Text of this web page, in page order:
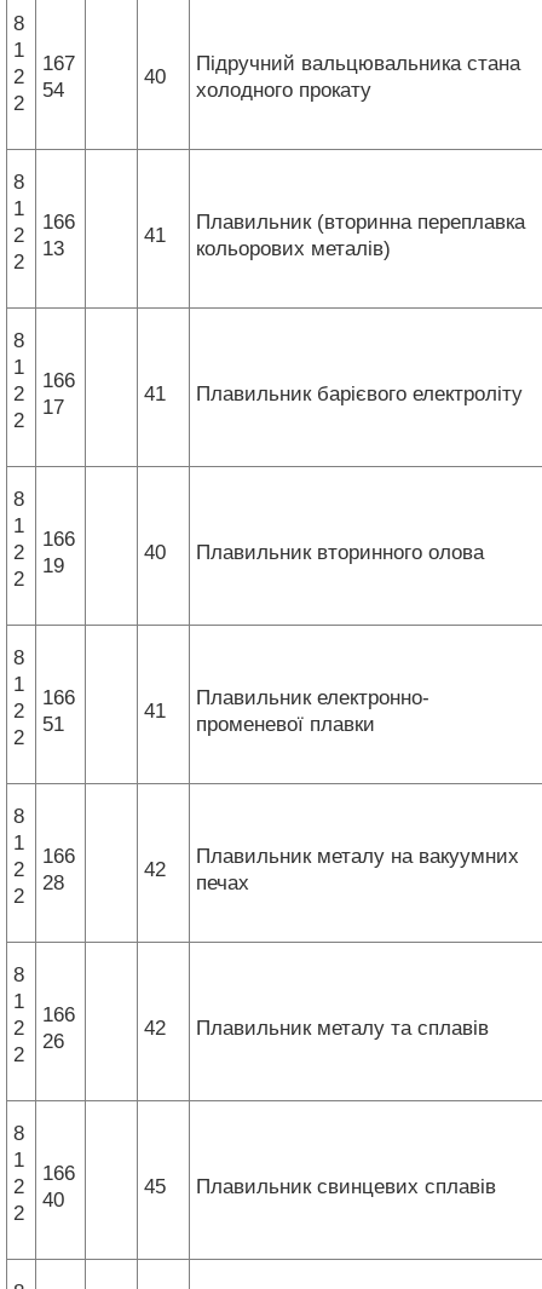
8
1
2
2
167
54
40
Підручний вальцювальника стана
холодного прокату
8
1
2
2
166
13
41
Плавильник (вторинна переплавка
кольорових металів)
8
1
2
2
166
17
41 Плавильник барієвого електроліту
8
1
2
2
166
19
40 Плавильник вторинного олова
8
1
2
2
166
51
41
Плавильник електронно-
променевої плавки
8
1
2
2
166
28
42
Плавильник металу на вакуумних
печах
8
1
2
2
166
26
42 Плавильник металу та сплавів
8
1
2
2
166
40
45 Плавильник свинцевих сплавів